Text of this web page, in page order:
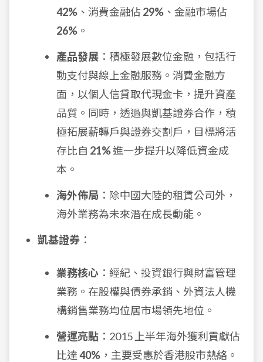
42% 、消費金融佔 29% 、金融市場佔
26% 。
產品發展 ：積極發展數位金融，包括行
動支付與線上金融服務。消費金融方
面，以個人信貸取代現金卡，提升資產
品質。同時，透過與凱基證券合作，積
極拓展薪轉戶與證券交割戶，目標將活
存比自 21%進一步提升以降低資金成
本。
海外佈局 ：除中國大陸的租賃公司外，
海外業務為未來潛在成長動能。
凱基證券 ：
業務核心 ：經紀、投資銀行與財富管理
業務。在股權與債券承銷、外資法人機
構銷售業務均位居市場領先地位。
營運亮點 ：2015 上半年海外獲利貢獻佔
比達40% ，主要受惠於香港股市熱絡。